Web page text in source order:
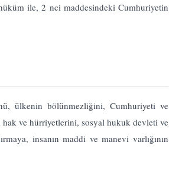
ile, 2 nci maddesindeki Cumhuriyetin
ülkenin bölünmezliğini, Cumhuriyeti ve
ve hürriyetlerini, sosyal hukuk devleti ve
insanın maddi ve manevi varlığının